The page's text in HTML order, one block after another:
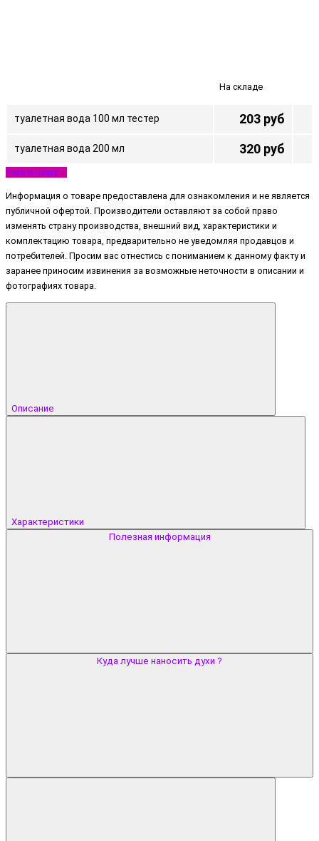
На складе
туалетная вода 100 мл тестер 203 руб
туалетная вода 200 мл 320 руб
Узнать цену
Информация о товаре предоставлена для ознакомления и не является
публичной офертой. Производители оставляют за собой право
изменять страну производства, внешний вид, характеристики и
комплектацию товара, предварительно не уведомляя продавцов и
потребителей. Просим вас отнестись с пониманием к данному факту и
заранее приносим извинения за возможные неточности в описании и
фотографиях товара.
Описание
Характеристики
Полезная информация
Куда лучше наносить духи ?